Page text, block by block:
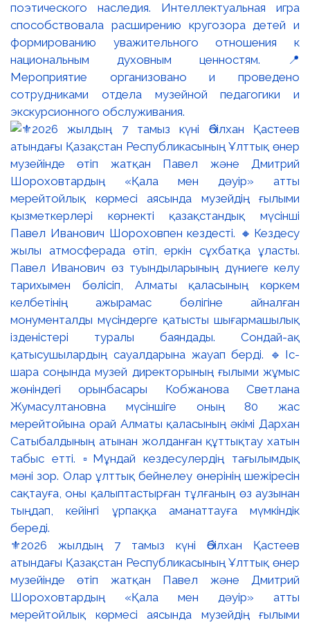
поэтического наследия. Интеллектуальная игра
способствовала расширению кругозора детей и
формированию уважительного отношения к
национальным духовным ценностям. 📍
Мероприятие организовано и проведено
сотрудниками отдела музейной педагогики и
экскурсионного обслуживания.
⚜️2026 жылдың 7 тамыз күні Әбілхан Қастеев
атындағы Қазақстан Республикасының Ұлттық өнер
музейінде өтіп жатқан Павел және Дмитрий
Шороховтардың «Қала мен дәуір» атты
мерейтойлық көрмесі аясында музейдің ғылыми